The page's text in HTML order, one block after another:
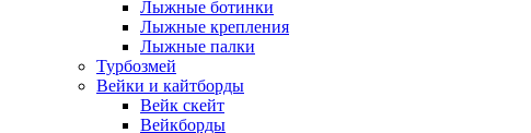
Лыжные ботинки
Лыжные крепления
Лыжные палки
Турбозмей
Вейки и кайтборды
Вейк скейт
Вейкборды